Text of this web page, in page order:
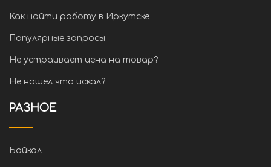
Как найти работу в Иркутске
Популярные запросы
Не устраивает цена на товар?
Не нашел что искал?
РАЗНОЕ
Байкал